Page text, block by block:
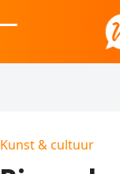
to
mobile
mobile
Kunst & cultuur